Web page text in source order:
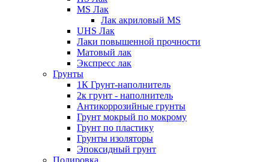
MS Лак
Лак акриловый MS
UHS Лак
Лаки повышенной прочности
Матовый лак
Экспресс лак
Грунты
1К Грунт-наполнитель
2к грунт - наполнитель
Антикоррозийные грунты
Грунт мокрый по мокрому
Грунт по пластику
Грунты изоляторы
Эпоксидный грунт
Полировка